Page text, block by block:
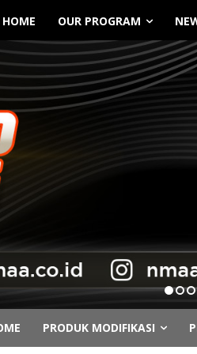
HOME OUR PROGRAM
PRODUK MODIFIKASI